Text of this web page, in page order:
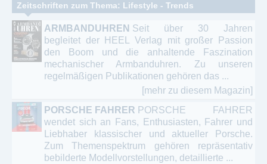
Zeitschriften zum Thema: Lifestyle - Trends
ARMBANDUHREN Seit über 30 Jahren
begleitet der HEEL Verlag mit großer Passion
den Boom und die anhaltende Faszination
mechanischer Armbanduhren. Zu unseren
regelmäßigen Publikationen gehören das ...
[mehr zu diesem Magazin]
PORSCHE FAHRER PORSCHE FAHRER
wendet sich an Fans, Enthusiasten, Fahrer und
Liebhaber klassischer und aktueller Porsche.
Zum Themenspektrum gehören repräsentativ
bebilderte Modellvorstellungen, detaillierte ...